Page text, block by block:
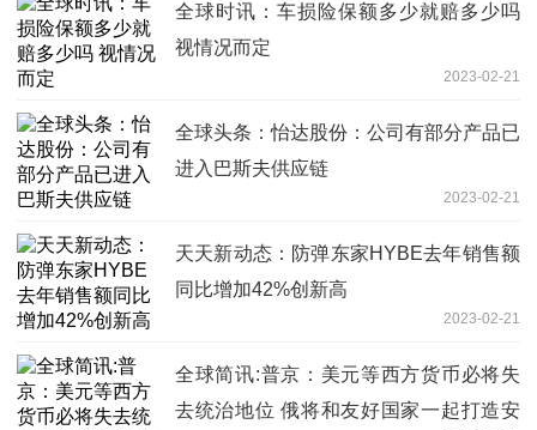
全球时讯：车损险保额多少就赔多少吗
视情况而定
2023-02-21
全球头条：怡达股份：公司有部分产品已
进入巴斯夫供应链
2023-02-21
天天新动态：防弹东家HYBE去年销售额
同比增加42%创新高
2023-02-21
全球简讯:普京：美元等西方货币必将失
去统治地位 俄将和友好国家一起打造安